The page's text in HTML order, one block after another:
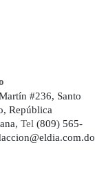
#236, Santo
República
Tel (809) 565-